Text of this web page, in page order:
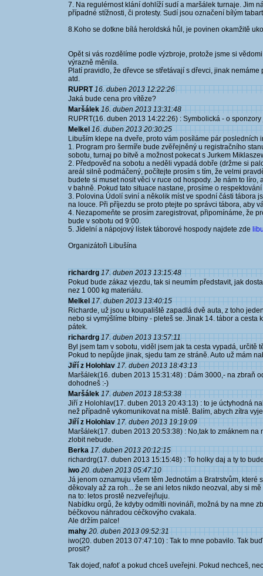
7. Na regulérnost klání dohlíží sudí a maršálek turnaje. Jim
případné stížnosti, či protesty. Sudí jsou označení bílým
8.Koho se dotkne bílá heroldská hůl, je povinen okamžitě
Opět si vás rozdělíme podle výzbroje, protože jsme si
výrazně měnila.
Platí pravidlo, že dřevce se střetávají s dřevci, jinak
atd.
RUPRT 16. duben 2013 12:22:26
Jaká bude cena pro vítěze?
Maršálek 16. duben 2013 13:31:48
RUPRT(16. duben 2013 14:22:26) : Symbolická - o
Melkel 16. duben 2013 20:30:25
Libuším klepe na dveře, proto vám posíláme pár posledních
1. Program pro šermíře bude zvěřejněný u registračního
sobotu, turnaj po bitvě a možnost pokecat s Jurkem
2. Předpověď na sobotu a neděli vypadá dobře (držme si
areál silně podmáčený, počítejte prosím s tím, že velmi
budete si muset nosit věci v ruce od hospody. Je nám to
v bahně. Pokud tato situace nastane, prosíme o
3. Polovina Údolí sviní a několik míst ve spodní části tábora
na louce. Při příjezdu se proto ptejte po správci tábora, aby
4. Nezapomeňte se prosím zaregistrovat, připomínáme, že
bude v sobotu od 9:00.
5. Jídelní a nápojový lístek táborové hospody najdete zde
Organizátoři Libušína
richardrg 17. duben 2013 13:15:48
Pokud bude zákaz vjezdu, tak si neumím představit, jak
nez 1 000 kg materiálu.
Melkel 17. duben 2013 13:40:15
Richarde, už jsou u koupaliště zapadlá dvě auta, z toho
nebo si vymýšlíme blbiny - pleteš se. Jinak 14. tábor a cesta
pátek.
richardrg 17. duben 2013 13:57:11
Byl jsem tam v sobotu, viděl jsem jak ta cesta vypadá, určitě
Pokud to nepůjde jinak, sjedu tam ze stráně. Auto už mám
Jiří z Holohlav 17. duben 2013 18:43:13
Maršálek(16. duben 2013 15:31:48) : Dám 3000,- na zbraň
dohodneš :-)
Maršálek 17. duben 2013 18:53:38
Jiří z Holohlav(17. duben 2013 20:43:13) : to je úctyhodná
než případně vykomunikovat na místě. Balím, abych zítra
Jiří z Holohlav 17. duben 2013 19:19:09
Maršálek(17. duben 2013 20:53:38) : No,tak to zmáknem
zlobit nebude.
Berka 17. duben 2013 20:12:15
richardrg(17. duben 2013 15:15:48) : To holky daj a ty to
iwo 20. duben 2013 05:47:10
Já jenom oznamuju všem těm Jednotám a Bratrstvům,
děkovaly až za roh... že se ani letos nikdo neozval, aby si
na to: letos prostě nezveřejňuju.
Nabídku orgů, že kdyby odmítli novináři, možná by na mne
béčkovou náhradou céčkovýho cvakala.
Ale držím palce!
mahy 20. duben 2013 09:52:31
iwo(20. duben 2013 07:47:10) : Tak to mne pobavilo. Tak
prosit?
Tak dojeď, nafoť a pokud chceš uveřejni. Pokud nechceš,